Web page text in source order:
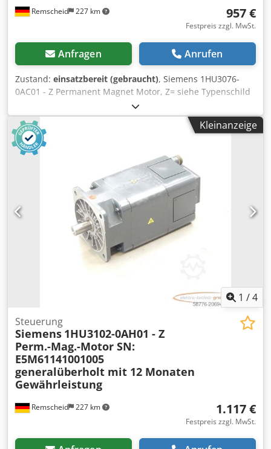
Remscheid 227 km 957 €
Festpreis zzgl. MwSt.
Anfragen Anrufen
Zustand: einsatzbereit (gebraucht), Siemens 1HU3076-
0AC01 - Z Permanent Magnet Motor, Z= siehe Typenschild
SN:E7K81492201005, fachgerecht komplett überholt und
getestet mit 12 Monaten Gewährleistung, 100%
funktionsfähig, Lieferumfang gem. Fotos,Für diesen Artikel
gelten nicht die vereinbarten Verkaufsrabatte. Preis bitte
separat erfragen! Dodpfx Aex Dviteb Tewa
Kleinanzeige
1 /4
Remscheid 227 km
Steuerung
Siemens 1HU3102-0AH01 - Z
Perm.-Mag.-Motor SN:
E5M61141001005
generalüberholt mit 12 Monaten
Gewährleistung
1.117 €
Festpreis zzgl. MwSt.